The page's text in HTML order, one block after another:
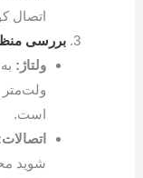
اتصال
بررسی
ولتاژ:
است.
شوید